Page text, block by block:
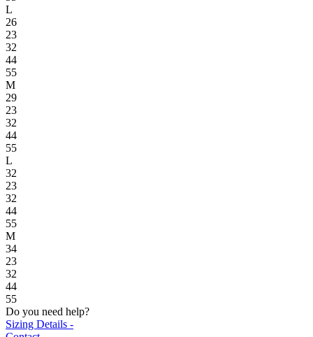
L
26
23
32
44
55
M
29
23
32
44
55
L
32
23
32
44
55
M
34
23
32
44
55
Do you need help?
Sizing Details -